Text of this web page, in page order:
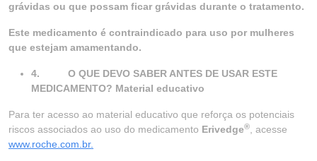
grávidas ou que possam ficar grávidas durante o tratamento.
Este medicamento é contraindicado para uso por mulheres
que estejam amamentando.
4. O QUE DEVO SABER ANTES DE USAR ESTE
MEDICAMENTO? Material educativo
Para ter acesso ao material educativo que reforça os potenciais
riscos associados ao uso do medicamento Erivedge®
, acesse
www.roche.com.br.